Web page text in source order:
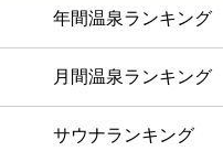
年間温泉ランキング
月間温泉ランキング
サウナランキング